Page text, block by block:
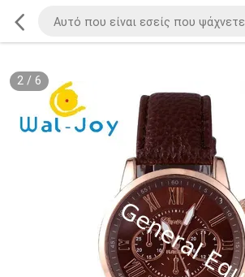
2/ 6